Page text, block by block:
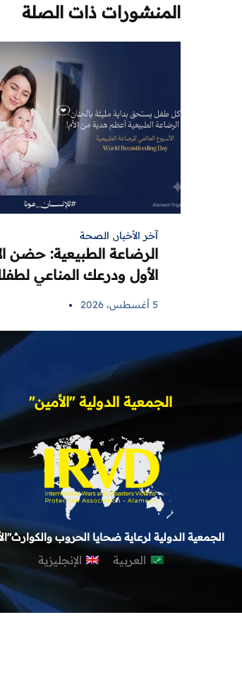
المنشورات ذات الصلة
آخر الأخبار, الصحة
الرضاعة الطبيعية: حضن
الأول ودرعك المناعي
5 أغسطس، 2026
الجمعية الدولية "الأمين"
الجمعية الدولية لرعاية ضحايا الحروب
العربية الإنجليزية